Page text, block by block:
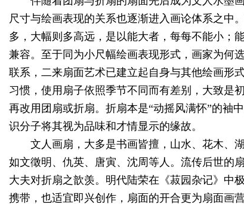
尺寸与绘画表现的关系也逐渐进入画论体系之中
多，大幅则多高远，是以能大者，每每不能小；
兼容。至于同为小尺幅绘画表现形式，画家为何
联系，二来扇面艺术已建立起自身与其他绘画形
习惯，使用扇子依照季节不同而有差别，大致是
再改用团扇或折扇。折扇本是“动摇风满怀”的袖
识分子将其视为品味和才情显示的缘故。
文人画扇，大多是书画皆擅，山水、花木、
如文徵明、仇英、唐寅、沈周等人。流传后世的
大夫对折扇之歆羡。明代陆荣在《菽园杂记》中
携带，也适宜即兴创作，扇面的开合更为扇面画